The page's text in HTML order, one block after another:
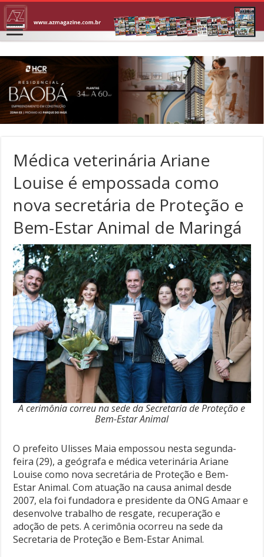
Médica veterinária Ariane
Louise é empossada como
nova secretária de Proteção e
Bem-Estar Animal de Maringá
A cerimônia correu na sede da Secretaria de Proteção e
Bem-Estar Animal
O prefeito Ulisses Maia empossou nesta segunda-
feira (29), a geógrafa e médica veterinária Ariane
Louise como nova secretária de Proteção e Bem-
Estar Animal. Com atuação na causa animal desde
2007, ela foi fundadora e presidente da ONG Amaar e
desenvolve trabalho de resgate, recuperação e
adoção de pets. A cerimônia ocorreu na sede da
Secretaria de Proteção e Bem-Estar Animal.